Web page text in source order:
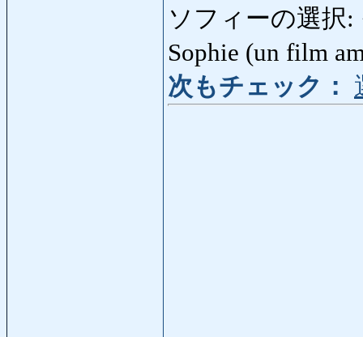
ソフィーの選択:
Sophie (un film
次もチェック：